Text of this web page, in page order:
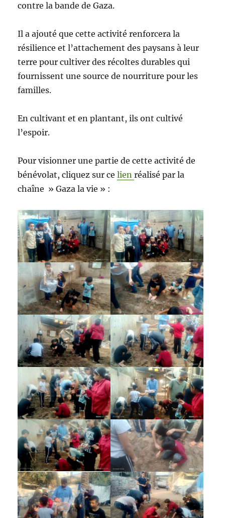
contre la bande de Gaza.
Il a ajouté que cette activité renforcera la
résilience et l’attachement des paysans à leur
terre pour cultiver des récoltes durables qui
fournissent une source de nourriture pour les
familles.
En cultivant et en plantant, ils ont cultivé
l’espoir.
Pour visionner une partie de cette activité de
bénévolat, cliquez sur celienréalisé par la
chaîne » Gaza la vie » :